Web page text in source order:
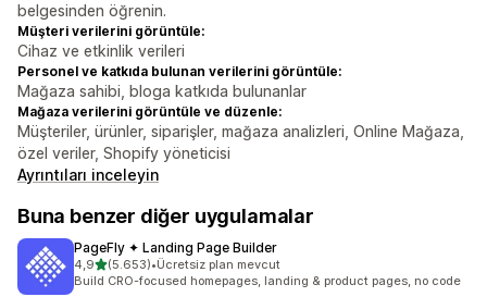
belgesinden öğrenin.
Müşteri verilerini görüntüle:
Cihaz ve etkinlik verileri
Personel ve katkıda bulunan verilerini görüntüle:
Mağaza sahibi, bloga katkıda bulunanlar
Mağaza verilerini görüntüle ve düzenle:
Müşteriler, ürünler, siparişler, mağaza analizleri, Online Mağaza,
özel veriler, Shopify yöneticisi
Ayrıntıları inceleyin
Buna benzer diğer uygulamalar
PageFly ✦ Landing Page Builder
4,95 yıldız üzerinden
(5.653)
toplam 5653 değerlendirme
•Ücretsiz plan mevcut
Build CRO-focused homepages, landing & product pages, no code